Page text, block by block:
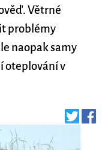
Větrné
problémy
naopak samy
oteplování v